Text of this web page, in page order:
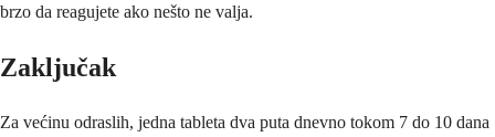
brzo da reagujete ako nešto ne valja.
Zaključak
Za većinu odraslih, jedna tableta dva puta dnevno tokom 7 do 10 dana